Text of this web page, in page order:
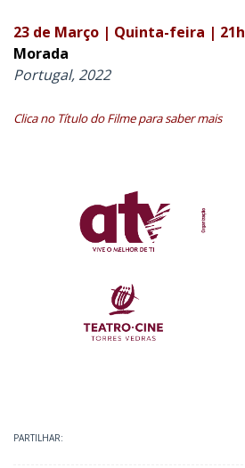
23 de Março | Quinta-feira | 21h
Morada
Portugal, 2022
Clica no Título do Filme para saber mais
PARTILHAR: